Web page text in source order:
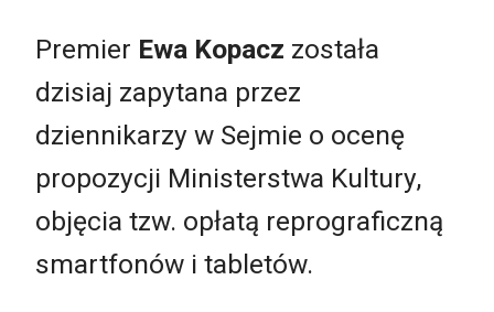
Premier Ewa Kopacz została
dzisiaj zapytana przez
dziennikarzy w Sejmie o ocenę
propozycji Ministerstwa Kultury,
objęcia tzw. opłatą reprograficzną
smartfonów i tabletów.